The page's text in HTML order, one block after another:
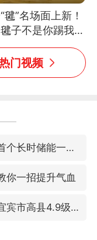
毽”名场面上新！
子不是你踢我
你捡吗
门视频
全球首个长时储能一体化产业园量产
你一招提升气血
四川宜宾市高县4.9级地震致1人死亡